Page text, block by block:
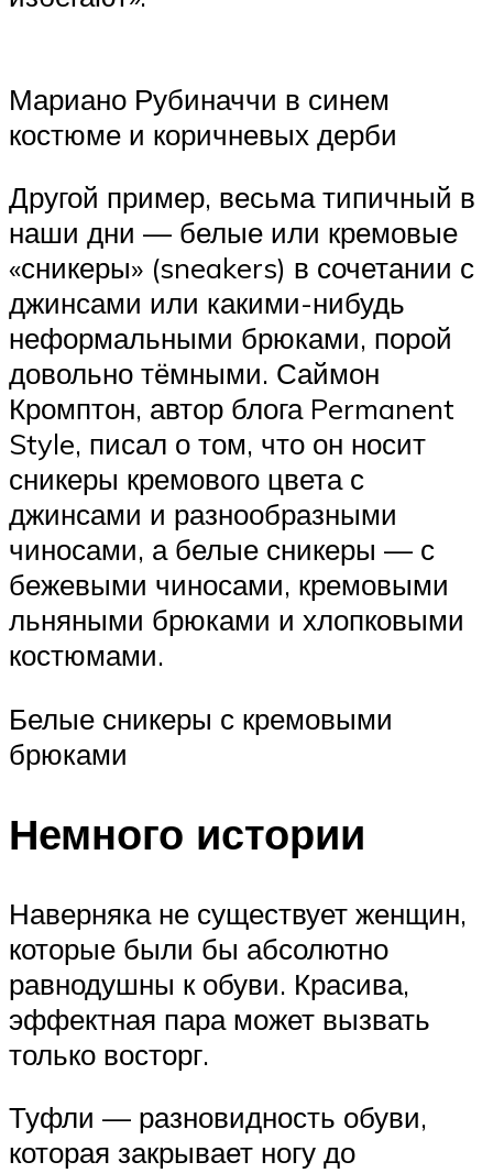
Мариано Рубиначчи в синем
костюме и коричневых дерби
Другой пример, весьма типичный в
наши дни — белые или кремовые
«сникеры» (sneakers) в сочетании с
джинсами или какими-нибудь
неформальными брюками, порой
довольно тёмными. Саймон
Кромптон, автор блога Permanent
Style, писал о том, что он носит
сникеры кремового цвета с
джинсами и разнообразными
чиносами, а белые сникеры — с
бежевыми чиносами, кремовыми
льняными брюками и хлопковыми
костюмами.
Белые сникеры с кремовыми
брюками
Немного истории
Наверняка не существует женщин,
которые были бы абсолютно
равнодушны к обуви. Красива,
эффектная пара может вызвать
только восторг.
Туфли — разновидность обуви,
которая закрывает ногу до